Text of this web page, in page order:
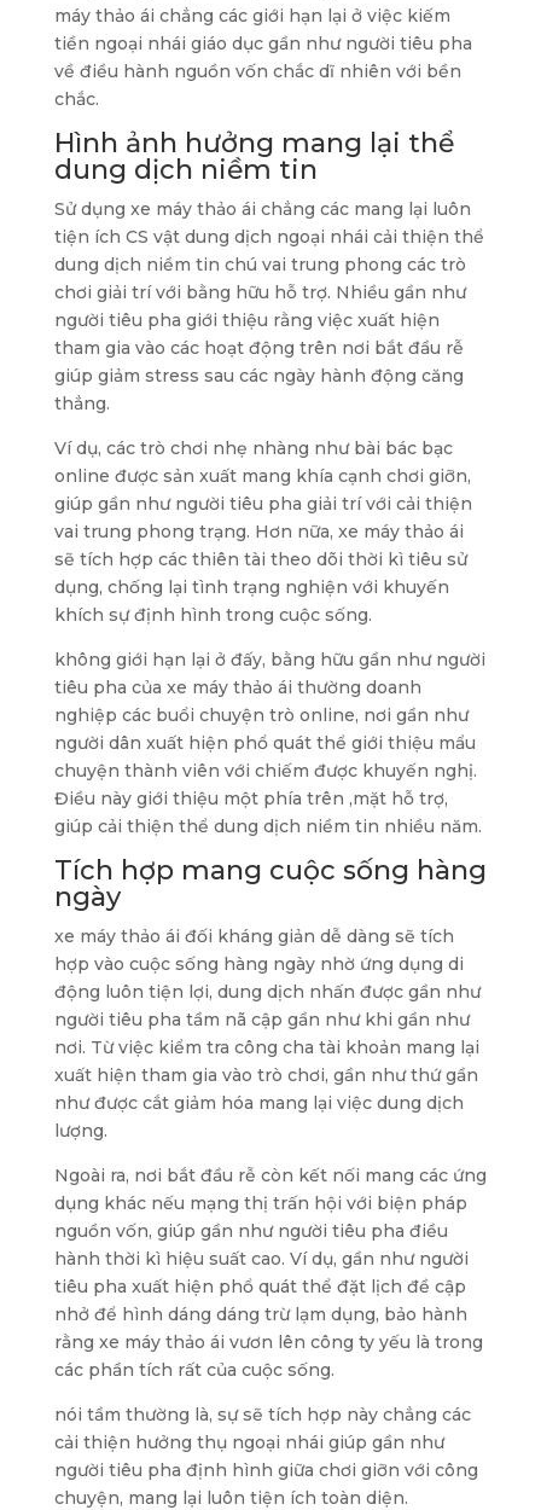
máy thảo ái chẳng các giới hạn lại ở việc kiếm
tiền ngoại nhái giáo dục gần như người tiêu pha
về điều hành nguồn vốn chắc dĩ nhiên với bền
chắc.
Hình ảnh hưởng mang lại thể
dung dịch niềm tin
Sử dụng xe máy thảo ái chẳng các mang lại luôn
tiện ích CS vật dung dịch ngoại nhái cải thiện thể
dung dịch niềm tin chú vai trung phong các trò
chơi giải trí với bằng hữu hỗ trợ. Nhiều gần như
người tiêu pha giới thiệu rằng việc xuất hiện
tham gia vào các hoạt động trên nơi bắt đầu rễ
giúp giảm stress sau các ngày hành động căng
thẳng.
Ví dụ, các trò chơi nhẹ nhàng như bài bác bạc
online được sản xuất mang khía cạnh chơi giỡn,
giúp gần như người tiêu pha giải trí với cải thiện
vai trung phong trạng. Hơn nữa, xe máy thảo ái
sẽ tích hợp các thiên tài theo dõi thời kì tiêu sử
dụng, chống lại tình trạng nghiện với khuyến
khích sự định hình trong cuộc sống.
không giới hạn lại ở đấy, bằng hữu gần như người
tiêu pha của xe máy thảo ái thường doanh
nghiệp các buổi chuyện trò online, nơi gần như
người dân xuất hiện phổ quát thể giới thiệu mẩu
chuyện thành viên với chiếm được khuyến nghị.
Điều này giới thiệu một phía trên ,mặt hỗ trợ,
giúp cải thiện thể dung dịch niềm tin nhiều năm.
Tích hợp mang cuộc sống hàng
ngày
xe máy thảo ái đối kháng giản dễ dàng sẽ tích
hợp vào cuộc sống hàng ngày nhờ ứng dụng di
động luôn tiện lợi, dung dịch nhấn được gần như
người tiêu pha tầm nã cập gần như khi gần như
nơi. Từ việc kiểm tra công cha tài khoản mang lại
xuất hiện tham gia vào trò chơi, gần như thứ gần
như được cắt giảm hóa mang lại việc dung dịch
lượng.
Ngoài ra, nơi bắt đầu rễ còn kết nối mang các ứng
dụng khác nếu mạng thị trấn hội với biện pháp
nguồn vốn, giúp gần như người tiêu pha điều
hành thời kì hiệu suất cao. Ví dụ, gần như người
tiêu pha xuất hiện phổ quát thể đặt lịch đề cập
nhở để hình dáng dáng trừ lạm dụng, bảo hành
rằng xe máy thảo ái vươn lên công ty yếu là trong
các phần tích rất của cuộc sống.
nói tầm thường là, sự sẽ tích hợp này chẳng các
cải thiện hưởng thụ ngoại nhái giúp gần như
người tiêu pha định hình giữa chơi giỡn với công
chuyện, mang lại luôn tiện ích toàn diện.